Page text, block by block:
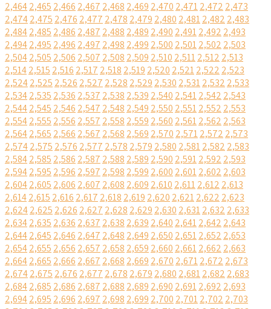
2,4642,465 2,466 2,467 2,468 2,469 2,470 2,4712,472 2,473
2,4742,475 2,476 2,477 2,478 2,479 2,480 2,4812,482 2,483
2,4842,485 2,486 2,487 2,488 2,489 2,490 2,4912,492 2,493
2,4942,495 2,496 2,497 2,498 2,499 2,500 2,5012,502 2,503
2,5042,505 2,506 2,507 2,508 2,509 2,510 2,5112,512 2,513
2,5142,515 2,516 2,517 2,518 2,519 2,520 2,5212,522 2,523
2,5242,525 2,526 2,527 2,528 2,529 2,530 2,5312,532 2,533
2,5342,535 2,536 2,537 2,538 2,539 2,540 2,5412,542 2,543
2,5442,545 2,546 2,547 2,548 2,549 2,550 2,5512,552 2,553
2,5542,555 2,556 2,557 2,558 2,559 2,560 2,5612,562 2,563
2,5642,565 2,566 2,567 2,568 2,569 2,570 2,5712,572 2,573
2,5742,575 2,576 2,577 2,578 2,579 2,580 2,5812,582 2,583
2,5842,585 2,586 2,587 2,588 2,589 2,590 2,5912,592 2,593
2,5942,595 2,596 2,597 2,598 2,599 2,600 2,6012,602 2,603
2,6042,605 2,606 2,607 2,608 2,609 2,610 2,6112,612 2,613
2,6142,615 2,616 2,617 2,618 2,619 2,620 2,6212,622 2,623
2,6242,625 2,626 2,627 2,628 2,629 2,630 2,6312,632 2,633
2,6342,635 2,636 2,637 2,638 2,639 2,640 2,6412,642 2,643
2,6442,645 2,646 2,647 2,648 2,649 2,650 2,6512,652 2,653
2,6542,655 2,656 2,657 2,658 2,659 2,660 2,6612,662 2,663
2,6642,665 2,666 2,667 2,668 2,669 2,670 2,6712,672 2,673
2,6742,675 2,676 2,677 2,678 2,679 2,680 2,6812,682 2,683
2,6842,685 2,686 2,687 2,688 2,689 2,690 2,6912,692 2,693
2,6942,695 2,696 2,697 2,698 2,699 2,700 2,7012,702 2,703